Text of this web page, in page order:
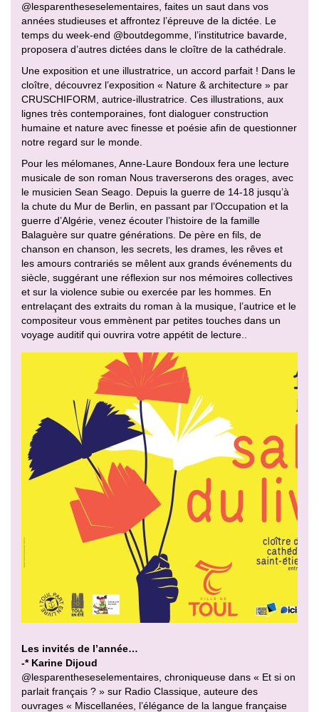
@lesparentheseselementaires, faites un saut dans vos
années studieuses et affrontez l’épreuve de la dictée. Le
temps du week-end @boutdegomme, l’institutrice bavarde,
proposera d’autres dictées dans le cloître de la cathédrale.
Une exposition et une illustratrice, un accord parfait ! Dans le
cloître, découvrez l’exposition « Nature & architecture » par
CRUSCHIFORM, autrice-illustratrice. Ces illustrations, aux
lignes très contemporaines, font dialoguer construction
humaine et nature avec finesse et poésie afin de questionner
notre regard sur le monde.
Pour les mélomanes, Anne-Laure Bondoux fera une lecture
musicale de son roman Nous traverserons des orages, avec
le musicien Sean Seago. Depuis la guerre de 14-18 jusqu’à
la chute du Mur de Berlin, en passant par l’Occupation et la
guerre d’Algérie, venez écouter l’histoire de la famille
Balaguère sur quatre générations. De père en fils, de
chanson en chanson, les secrets, les drames, les rêves et
les amours contrariés se mêlent aux grands événements du
siècle, suggérant une réflexion sur nos mémoires collectives
et sur la violence subie ou exercée par les hommes. En
entrelaçant des extraits du roman à la musique, l’autrice et le
compositeur vous emmènent par petites touches dans un
voyage auditif qui ouvrira votre appétit de lecture..
Les invités de l’année…
-* Karine Dijoud
@lesparentheseselementaires, chroniqueuse dans « Et si on
parlait français ? » sur Radio Classique, auteure des
ouvrages « Miscellanées, l’élégance de la langue française